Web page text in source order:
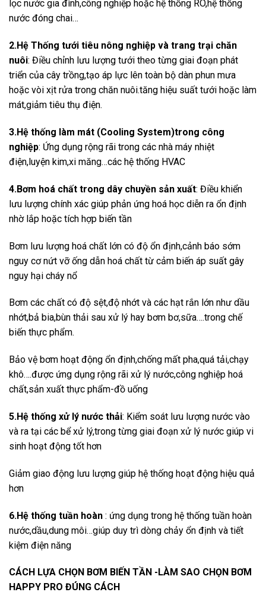
lọc nước gia đình,công nghiệp hoặc hệ thống RO,hệ thống
nước đóng chai…
2.Hệ Thống tưới tiêu nông nghiệp và trang trại chăn
nuôi: Điều chỉnh lưu lượng tưới theo từng giai đoạn phát
triển của cây trồng,tạo áp lực lên toàn bộ dàn phun mưa
hoặc vòi xịt rửa trong chăn nuôi.tăng hiệu suất tưới hoặc làm
mát,giảm tiêu thụ điện.
3.Hệ thống làm mát (Cooling System)trong công
nghiệp: Ứng dụng rộng rãi trong các nhà máy nhiệt
điện,luyện kim,xi măng…các hệ thống HVAC
4.Bơm hoá chất trong dây chuyền sản xuất: Điều khiển
lưu lượng chính xác giúp phản ứng hoá học diễn ra ổn định
nhờ lắp hoặc tích hợp biến tần
Bơm lưu lượng hoá chất lớn có độ ổn định,cảnh báo sớm
nguy cơ nứt vỡ ống dẫn hoá chất từ cảm biến áp suất gây
nguy hại cháy nổ
Bơm các chất có độ sệt,độ nhớt và các hạt rắn lớn như dầu
nhớt,bả bia,bùn thải sau xử lý hay bơm bơ,sữa….trong chế
biến thực phẩm.
Bảo vệ bơm hoạt động ổn định,chống mất pha,quá tải,chạy
khô….được ứng dụng rộng rãi xử lý nước,công nghiệp hoá
chất,sản xuất thực phẩm-đồ uống
5.Hệ thống xử lý nước thải: Kiểm soát lưu lượng nước vào
và ra tại các bể xử lý,trong từng giai đoạn xử lý nước giúp vi
sinh hoạt động tốt hơn
Giảm giao động lưu lượng giúp hệ thống hoạt động hiệu quả
hơn
6.Hệ thống tuần hoàn : ứng dụng trong hệ thống tuần hoàn
nước,dầu,dung môi…giúp duy trì dòng chảy ổn định và tiết
kiệm điện năng
CÁCH LỰA CHỌN BƠM BIẾN TẦN -LÀM SAO CHỌN BƠM
HAPPY PRO ĐÚNG CÁCH